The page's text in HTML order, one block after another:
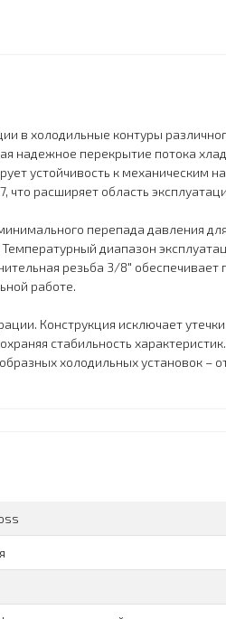
в холодильные контуры
перекрытие потока
устойчивость к механическим
расширяет область
перепада давления
диапазон
резьба 3/8"
работе.
Конструкция исключает
стабильность
холодильных установок –